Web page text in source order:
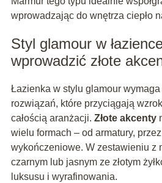
wprowadzając do wnętrza ciepło
Styl glamour w
wprowadzić złote
Łazienka w stylu glamour
rozwiązań, które przyciągają
całością aranżacji. Złote akcenty
wielu formach – od armatury,
wykończeniowe. W zestawieniu z
czarnym lub jasnym ze złotym
luksusu i wyrafinowania.